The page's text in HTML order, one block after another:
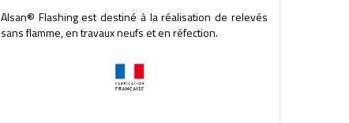
Alsan® Flashing est destiné à la réalisation de relevés
sans flamme, en travaux neufs et en réfection.